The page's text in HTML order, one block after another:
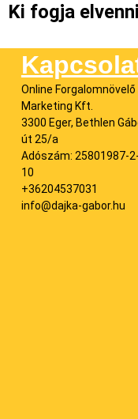
Ki fogja
Online Forgalomnövelő
Marketing Kft.
3300 Eger, Bethlen
út 25/a
Adószám: 25801987-2-
10
+36204537031
info@dajka-gabor.hu